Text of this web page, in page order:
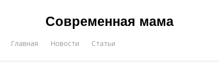
Современная мама
Главная Новости Статьи